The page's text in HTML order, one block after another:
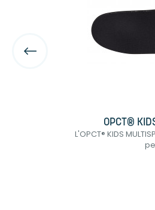
OPCT®
L'OPCT® KIDS